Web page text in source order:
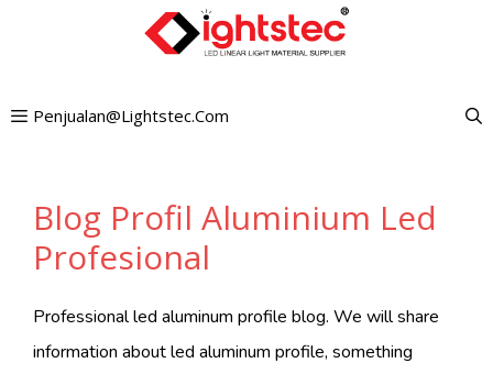
Penjualan@lightstec.com
Blog Profil Aluminium Led
Profesional
Professional led aluminum profile blog. We will share
information about led aluminum profile, something